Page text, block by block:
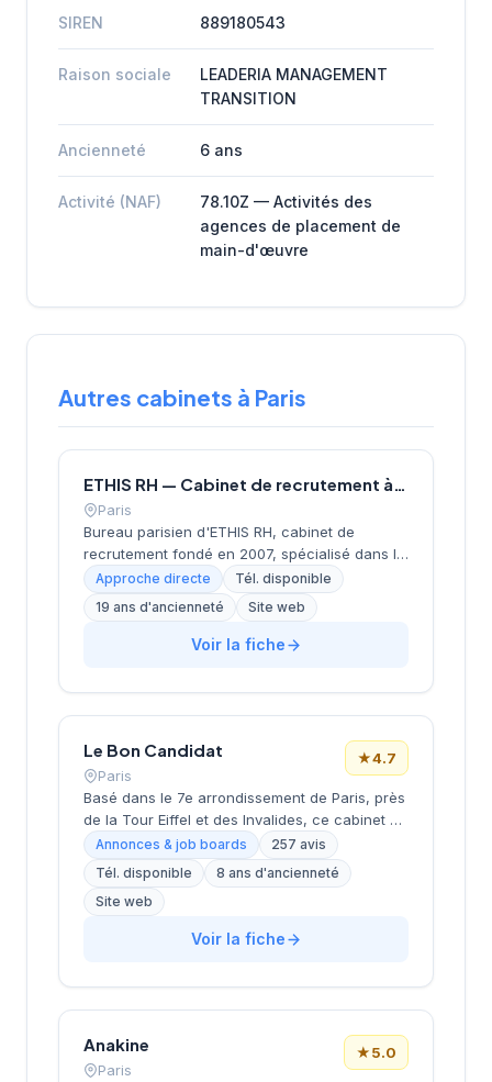
SIREN 889180543
Raison sociale
LEADERIA MANAGEMENT
TRANSITION
Ancienneté 6 ans
Activité (NAF)
78.10Z — Activités des
agences de placement de
main-d'œuvre
Autres cabinets à Paris
ETHIS RH — Cabinet de recrutement à Paris
Paris
Bureau parisien d'ETHIS RH, cabinet de
recrutement fondé en 2007, spécialisé dans le
conseil en ressources humaines, le
recrutement de cadres et dirigeants, le
coaching et l'outplacement. Situé au 16 rue de
Monceau dans le 8e arrondissement de Paris,
Approche directe
Tél. disponible
19 ans d'ancienneté
Site web
Voir la fiche
Le Bon Candidat
Paris
★4.7
Basé dans le 7e arrondissement de Paris, près
de la Tour Eiffel et des Invalides, ce cabinet de
recrutement bénéficie d'une localisation
prestigieuse au cœur de la capitale. Installé
rue de Bellechasse, il accompagne les
entreprises dans leurs recrutements avec une
approche personnalisée. La structure affiche
une excellente réputation auprès de sa
prestations de conseil en recrutement.
Annonces & job boards
257 avis
Tél. disponible
8 ans d'ancienneté
Site web
Voir la fiche
Anakine
Paris
★5.0